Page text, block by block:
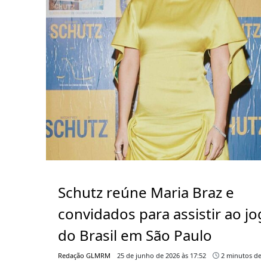
Schutz reúne Maria Braz e
convidados para assistir ao
do Brasil em São Paulo
Redação GLMRM 25 de junho de 2026 às 17:52 2 minutos